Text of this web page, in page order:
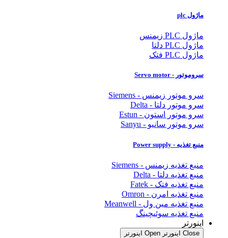
ماژول plc
ماژول PLC زیمنس
ماژول PLC دلتا
ماژول PLC فتک
سروموتور - Servo motor
سرو موتور زیمنس - Siemens
سرو موتور دلتا - Delta
سرو موتور استون - Estun
سرو موتور سانیو - Sanyu
منبع تغذیه - Power supply
منبع تغذیه زیمنس - Siemens
منبع تغذیه دلتا - Delta
منبع تغذیه فتک - Fatek
منبع تغذیه امرن - Omron
منبع تغذیه مین ول - Meanwell
منبع تغذیه سوئیچینگ
اینورتر
Close اینورتر Open اینورتر